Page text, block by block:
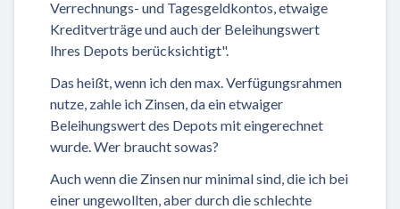
Verrechnungs- und Tagesgeldkontos, etwaige
Kreditverträge und auch der Beleihungswert
Ihres Depots berücksichtigt".
Das heißt, wenn ich den max. Verfügungsrahmen
nutze, zahle ich Zinsen, da ein etwaiger
Beleihungswert des Depots mit eingerechnet
wurde. Wer braucht sowas?
Auch wenn die Zinsen nur minimal sind, die ich bei
einer ungewollten, aber durch die schlechte